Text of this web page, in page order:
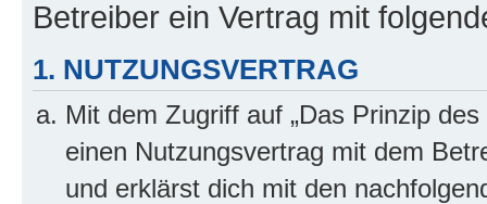
Betreiber ein Vertrag mit
1. NUTZUNGSVERTRAG
Mit dem Zugriff auf „Das Prinzip
einen Nutzungsvertrag mit dem
und erklärst dich mit den